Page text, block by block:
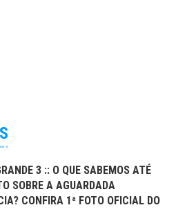
3 :: O QUE SABEMOS ATÉ
SOBRE A AGUARDADA
CONFIRA 1ª FOTO OFICIAL DO